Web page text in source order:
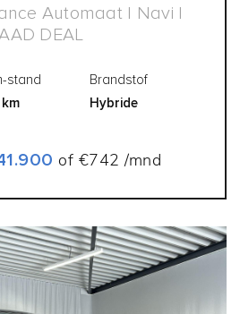
Automaat | Navi |
DEAL
stand
Brandstof
Hybride
of €742 /mnd